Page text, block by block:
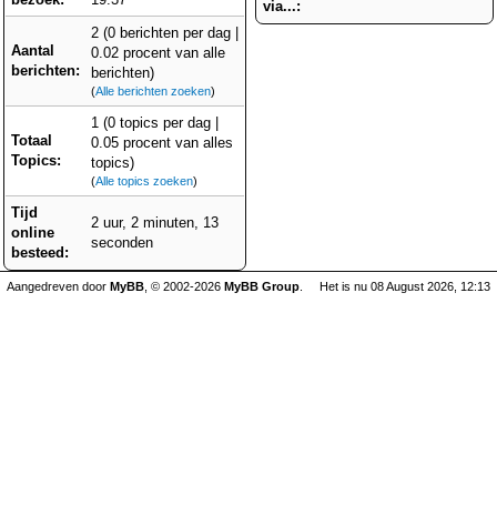
Aantal
berichten:
2 (0 berichten per dag |
0.02 procent van alle
berichten)
(Alle berichten zoeken)
Totaal
Topics:
1 (0 topics per dag |
0.05 procent van alles
topics)
(Alle topics zoeken)
Tijd
online
besteed:
2 uur, 2 minuten, 13
seconden
via...:
Het is nu 08 August 2026, 12:13
Aangedreven door MyBB , © 2002-2026 MyBB Group